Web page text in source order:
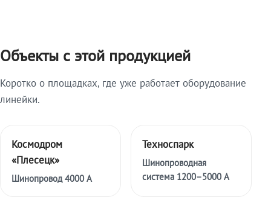
Объекты с этой продукцией
Коротко о площадках, где уже работает оборудование
линейки.
Космодром
«Плесецк»
Шинопровод 4000 А
Техноспарк
Шинопроводная
система 1200–5000 А